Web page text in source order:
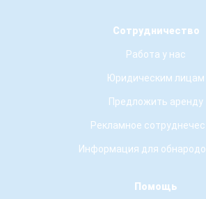
Сотрудничество
Работа у нас
Юридическим лицам
Предложить аренду
Рекламное
Информация для
Помощь